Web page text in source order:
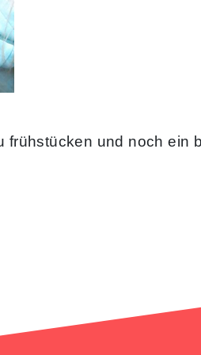
frühstücken und noch ein